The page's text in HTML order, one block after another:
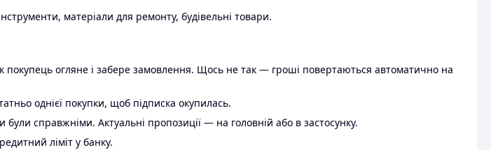
матеріали для ремонту, будівельні товари.
огляне і забере замовлення. Щось не так — гроші повертаються автоматично на
однієї покупки, щоб підписка окупилась.
справжніми. Актуальні пропозиції — на головній або в застосунку.
ліміт у банку.